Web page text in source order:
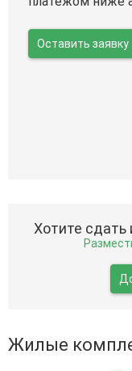
Оставить заявку
Хотите
Жилые